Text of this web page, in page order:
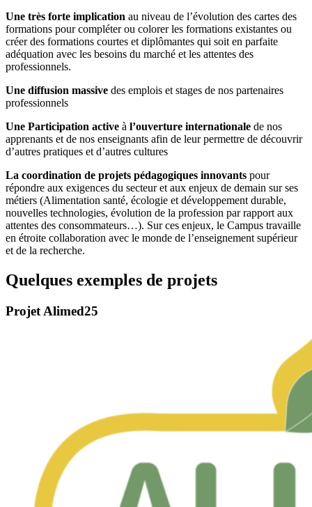
Une très forte implication au niveau de l’évolution des cartes des
formations pour compléter ou colorer les formations existantes ou
créer des formations courtes et diplômantes qui soit en parfaite
adéquation avec les besoins du marché et les attentes des
professionnels.
Une diffusion massive des emplois et stages de nos partenaires
professionnels
Une Participation active à l’ouverture internationale de nos
apprenants et de nos enseignants afin de leur permettre de découvrir
d’autres pratiques et d’autres cultures
La coordination de projets pédagogiques innovants pour
répondre aux exigences du secteur et aux enjeux de demain sur ses
métiers (Alimentation santé, écologie et développement durable,
nouvelles technologies, évolution de la profession par rapport aux
attentes des consommateurs…). Sur ces enjeux, le Campus travaille
en étroite collaboration avec le monde de l’enseignement supérieur
et de la recherche.
Quelques exemples de projets
Projet Alimed25